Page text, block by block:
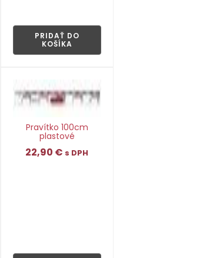
PRIDAŤ DO
KOŠÍKA
Pravítko 100cm
plastové
22,90 € s DPH